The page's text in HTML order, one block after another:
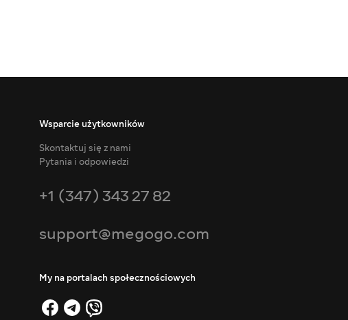
Wsparcie użytkowników
Skontaktuj się z nami
Pytania i odpowiedzi
+1 (347) 343 27 82
support@megogo.com
My na portalach społecznościowych